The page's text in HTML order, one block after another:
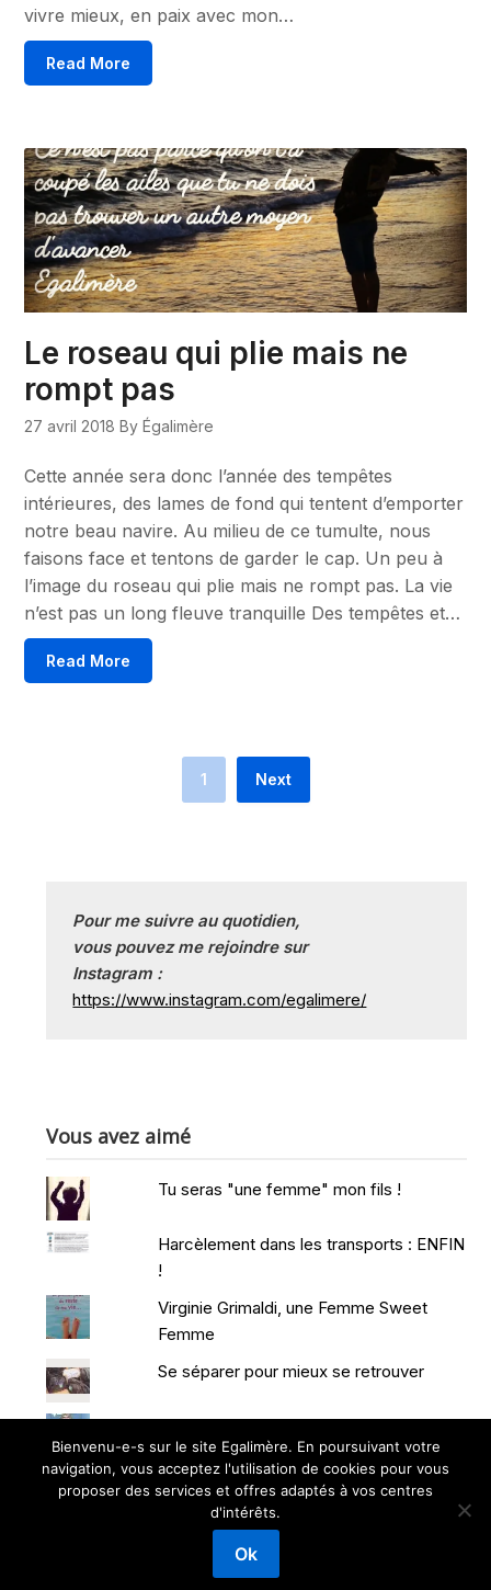
vivre mieux, en paix avec mon…
Read More
Le roseau qui plie mais ne
rompt pas
27 avril 2018 By Égalimère
Cette année sera donc l’année des tempêtes
intérieures, des lames de fond qui tentent d’emporter
notre beau navire. Au milieu de ce tumulte, nous
faisons face et tentons de garder le cap. Un peu à
l’image du roseau qui plie mais ne rompt pas. La vie
n’est pas un long fleuve tranquille Des tempêtes et…
Read More
1 Next
Pour me suivre au quotidien,
vous pouvez me rejoindre sur
Instagram :
https://www.instagram.com/egalimere/
Vous avez aimé
Tu seras "une femme" mon fils !
Harcèlement dans les transports : ENFIN
!
Virginie Grimaldi, une Femme Sweet
Femme
Se séparer pour mieux se retrouver
Le syndrome de la princesse...
| Powered by WordPress and
Bienvenu-e-s sur le site Egalimère. En poursuivant votre
navigation, vous acceptez l'utilisation de cookies pour vous
proposer des services et offres adaptés à vos centres
d'intérêts.
Ok